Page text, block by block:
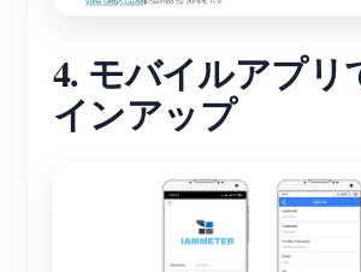
4. モバイルアプリ
インアップ